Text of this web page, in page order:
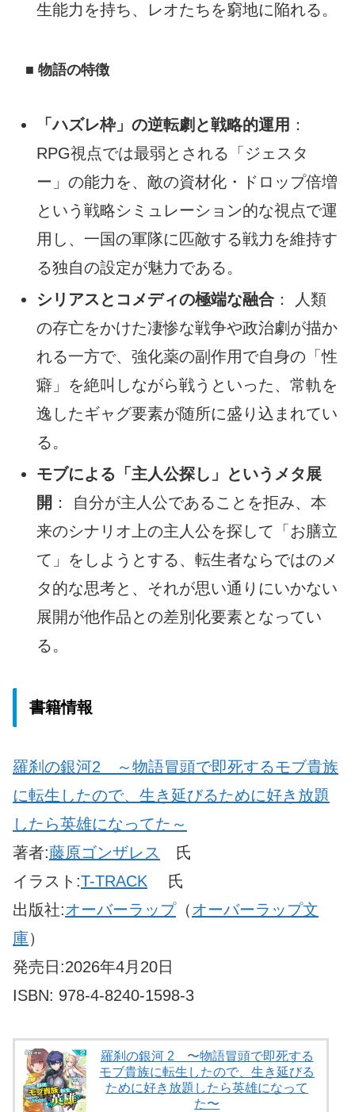
生能力を持ち、レオたちを窮地に陥れる。
■ 物語の特徴
「ハズレ枠」の逆転劇と戦略的運用 ：
RPG視点では最弱とされる「ジェスタ
ー」の能力を、敵の資材化・ドロップ倍増
という戦略シミュレーション的な視点で運
用し、一国の軍隊に匹敵する戦力を維持す
る独自の設定が魅力である。
シリアスとコメディの極端な融合 ： 人類
の存亡をかけた凄惨な戦争や政治劇が描か
れる一方で、強化薬の副作用で自身の「性
癖」を絶叫しながら戦うといった、常軌を
逸したギャグ要素が随所に盛り込まれてい
る。
モブによる「主人公探し」というメタ展
開 ： 自分が主人公であることを拒み、本
来のシナリオ上の主人公を探して「お膳立
て」をしようとする、転生者ならではのメ
タ的な思考と、それが思い通りにいかない
展開が他作品との差別化要素となってい
る。
書籍情報
羅刹の銀河2 ～物語冒頭で即死するモブ貴族
に転生したので、生き延びるために好き放題
したら英雄になってた～
著者:藤原ゴンザレス
氏
イラスト:T-TRACK 氏
出版社:オーバーラップ（オーバーラップ文
庫）
発売日:2026年4月20日
ISBN: 978-4-8240-1598-3
羅刹の銀河 2 〜物語冒頭で即死する
モブ貴族に転生したので、生き延びる
ために好き放題したら英雄になって
た〜